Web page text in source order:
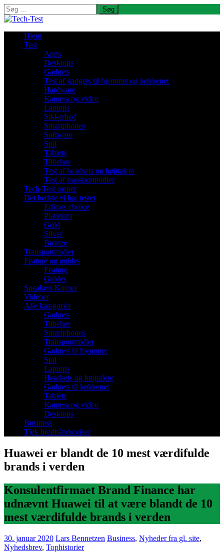
Søg
efter:
Hjem
Test
Apps
Desktops
Gadgets
Test af gadgets til hjemmet og køkkenet
Hardware
Kamera og video
Laptops
Sikkerhed
Smartphones
Software
Spil
Tablets
Tilbehør
Test af headsets og højttalere
Test af transportmidler
Tech-Test mener
Det bedste vi har testet
Editors choice
Platinum
Gold
Silver
Bronze
Transportmidler
Feature og guides
Feature
Guides
Speakers Korner
Videoer
Alle kategorier
Gadgets
Tilbehør
Smartphones
Transportmidler
Gadgets til hjemmet
Spil
Laptops
Headsets og højttalere
Gadgets til køkkenet
Tablets
Kamera og video
Desktops
Business
Tjek bredbåndspriser
Huawei er blandt de 10 mest værdifulde
brands i verden
Konsulentfirmaet Brand Finance har
udnævnt Huawei til at være blandt de 10
mest værdifulde brands i verden
30. januar 2020 Lars Bennetzen Business, Nyheder fra gl. site,
Nyhedsbrev, Tophistorier